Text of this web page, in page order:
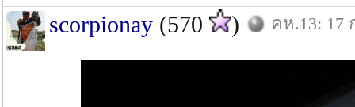
scorpionay (570 ) คห.13: 17